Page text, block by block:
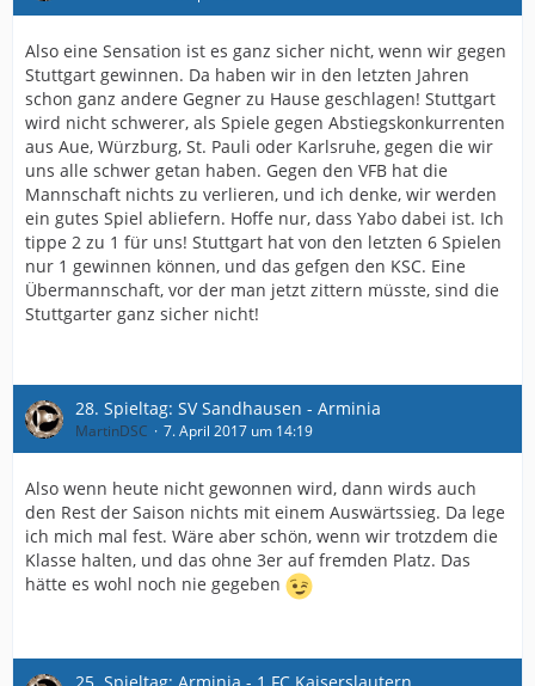
Also eine Sensation ist es ganz sicher nicht, wenn wir gegen
Stuttgart gewinnen. Da haben wir in den letzten Jahren
schon ganz andere Gegner zu Hause geschlagen! Stuttgart
wird nicht schwerer, als Spiele gegen Abstiegskonkurrenten
aus Aue, Würzburg, St. Pauli oder Karlsruhe, gegen die wir
uns alle schwer getan haben. Gegen den VFB hat die
Mannschaft nichts zu verlieren, und ich denke, wir werden
ein gutes Spiel abliefern. Hoffe nur, dass Yabo dabei ist. Ich
tippe 2 zu 1 für uns! Stuttgart hat von den letzten 6 Spielen
nur 1 gewinnen können, und das gefgen den KSC. Eine
Übermannschaft, vor der man jetzt zittern müsste, sind die
Stuttgarter ganz sicher nicht!
28. Spieltag: SV Sandhausen - Arminia
MartinDSC 7. April 2017 um 14:19
Also wenn heute nicht gewonnen wird, dann wirds auch
den Rest der Saison nichts mit einem Auswärtssieg. Da lege
ich mich mal fest. Wäre aber schön, wenn wir trotzdem die
Klasse halten, und das ohne 3er auf fremden Platz. Das
hätte es wohl noch nie gegeben